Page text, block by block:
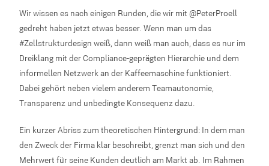
Wir wissen es nach einigen Runden, die wir mit @PeterProell
gedreht haben jetzt etwas besser. Wenn man um das
#Zellstrukturdesign weiß, dann weiß man auch, dass es nur im
Dreiklang mit der Compliance-geprägten Hierarchie und dem
informellen Netzwerk an der Kaffeemaschine funktioniert.
Dabei gehört neben vielem anderem Teamautonomie,
Transparenz und unbedingte Konsequenz dazu.
Ein kurzer Abriss zum theoretischen Hintergrund: In dem man
den Zweck der Firma klar beschreibt, grenzt man sich und den
Mehrwert für seine Kunden deutlich am Markt ab. Im Rahmen